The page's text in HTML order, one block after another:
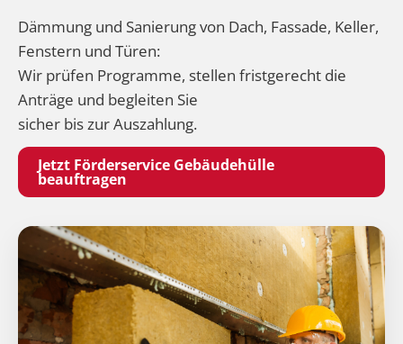
Dämmung und Sanierung von Dach, Fassade, Keller,
Fenstern und Türen:
Wir prüfen Programme, stellen fristgerecht die
Anträge und begleiten Sie
sicher bis zur Auszahlung.
Jetzt Förderservice Gebäudehülle
beauftragen